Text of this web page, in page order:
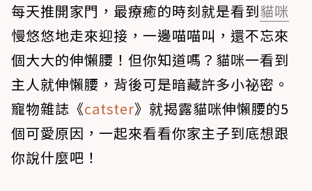
每天推開家門，最療癒的時刻就是看到貓咪
慢悠悠地走來迎接，一邊喵喵叫，還不忘來
個大大的伸懶腰！但你知道嗎？貓咪一看到
主人就伸懶腰，背後可是暗藏許多小祕密。
寵物雜誌《catster》就揭露貓咪伸懶腰的5
個可愛原因，一起來看看你家主子到底想跟
你說什麼吧！